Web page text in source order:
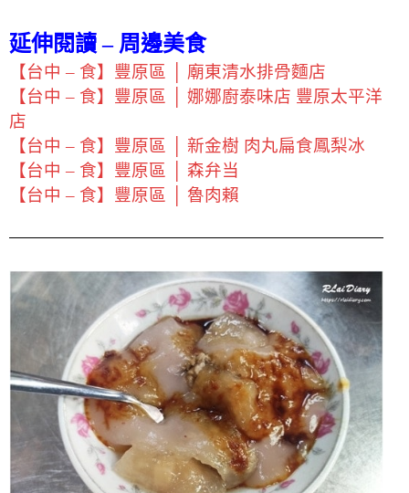
延伸閱讀 – 周邊美食
【台中 – 食】豐原區 │ 廟東清水排骨麵店
【台中 – 食】豐原區 │ 娜娜廚泰味店 豐原太平洋
店
【台中 – 食】豐原區 │ 新金樹 肉丸扁食鳳梨冰
【台中 – 食】豐原區 │ 森弁当
【台中 – 食】豐原區 │ 魯肉賴